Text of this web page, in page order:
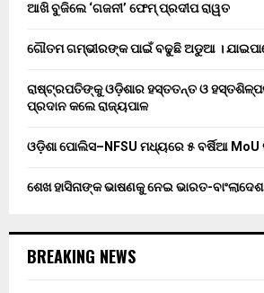
ଆଖି ବୁଜିଲେ ‘ଗଜନୀ’ ଫେମ୍ ପ୍ରଦୀପ ରାୱତ
ଗୌତମ ଗମ୍ଭୀରଙ୍କ ପାଇଁ ବଢୁଛି ଅଡୁଆ ।
ରାଷ୍ଟ୍ରପତିଙ୍କୁ ଓଡ଼ିଶାର ହସ୍ତତନ୍ତ ଓ
ପ୍ରଦାନ କଲେ ରାଜ୍ୟପାଳ
ଓଡ଼ିଶା ପୋଲିସ–NFSU ମଧ୍ୟରେ ୫ ବର୍ଷିଆ MoU
ଶେଖ ହାସିନାଙ୍କ ଭାଷଣକୁ ନେଇ ଭାରତ-
BREAKING NEWS